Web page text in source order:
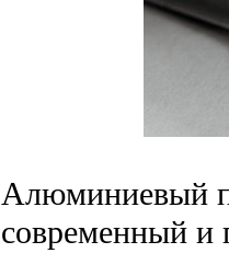
Алюминиевый
современный и